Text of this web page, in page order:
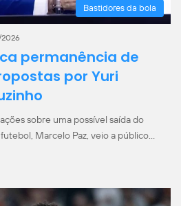
Bastidores da bola
permanência de
por Yuri
sobre uma possível saída do
Marcelo Paz, veio a público…